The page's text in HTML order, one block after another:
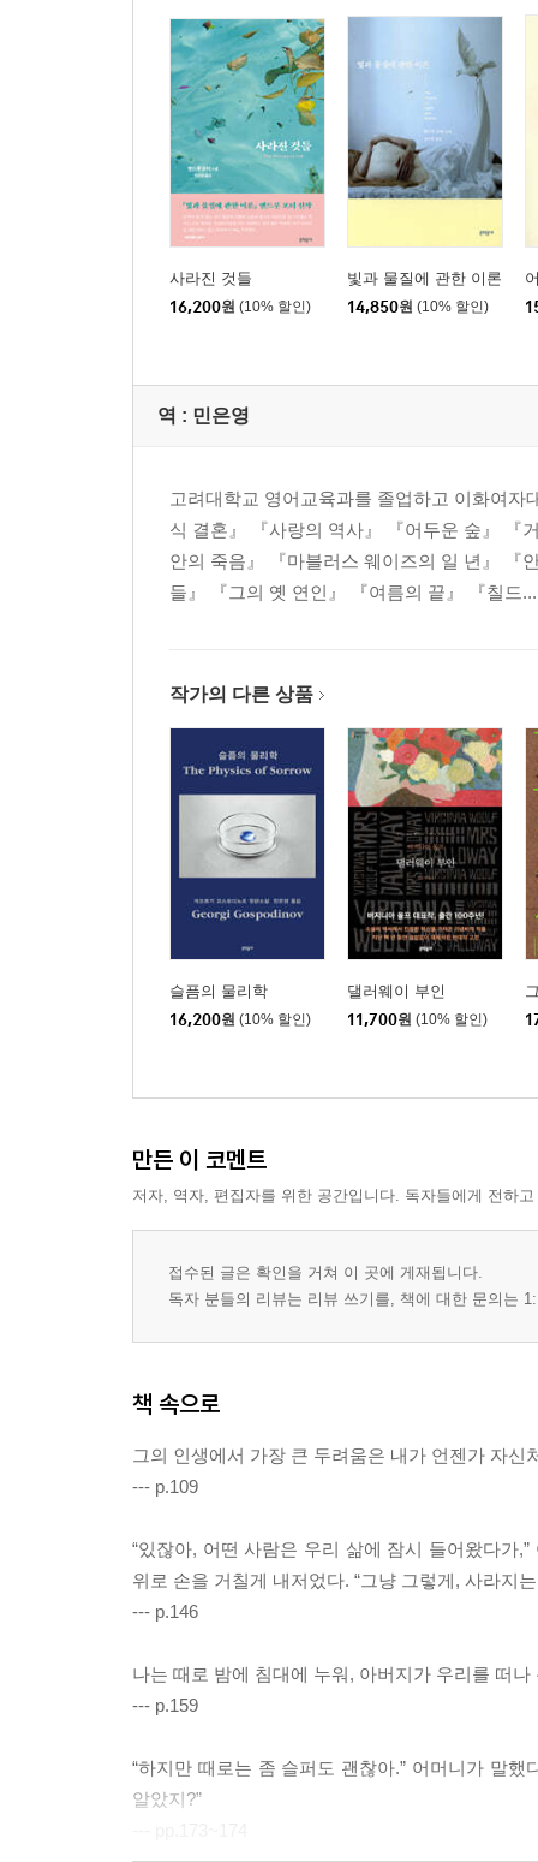
사라진 것들
16,200원 (10% 할인)
빛과 물질에 관한 이론
14,850원 (10% 할인)
역 : 민은영
고려대학교 영어교육과를 졸업하고 이화여
식 결혼』 『사랑의 역사』 『어두운 숲』 『
안의 죽음』 『마블러스 웨이즈의 일 년』 『
들』 『그의 옛 연인』 『여름의 끝』 『칠드...
작가의 다른 상품
슬픔의 물리학
16,200원 (10% 할인)
댈러웨이 부인
11,700원 (10% 할인)
만든 이 코멘트
저자, 역자, 편집자를 위한 공간입니다. 독자들에게 전하
접수된 글은 확인을 거쳐 이 곳에 게재됩니다.
독자 분들의 리뷰는 리뷰 쓰기를, 책에 대한 문의는
책 속으로
그의 인생에서 가장 큰 두려움은 내가 언젠가 자
--- p.109
“있잖아, 어떤 사람은 우리 삶에 잠시 들어왔다가
위로 손을 거칠게 내저었다. “그냥 그렇게, 사라지는
--- p.146
나는 때로 밤에 침대에 누워, 아버지가 우리를 떠
--- p.159
“하지만 때로는 좀 슬퍼도 괜찮아.” 어머니가 말
알았지?”